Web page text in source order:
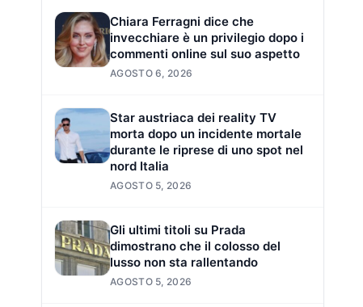
Chiara Ferragni dice che
invecchiare è un privilegio dopo i
commenti online sul suo aspetto
AGOSTO 6, 2026
Star austriaca dei reality TV
morta dopo un incidente mortale
durante le riprese di uno spot nel
nord Italia
AGOSTO 5, 2026
Gli ultimi titoli su Prada
dimostrano che il colosso del
lusso non sta rallentando
AGOSTO 5, 2026